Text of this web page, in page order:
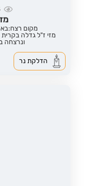
מקום
מזי ז"ל גדלה בקרית
ונרצחה
הדלקת נר